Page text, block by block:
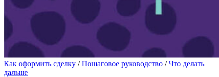
Как оформить сделку /Пошаговое руководство /Что делать
дальше